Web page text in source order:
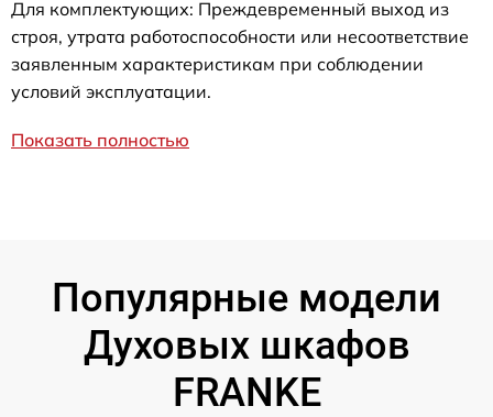
Для комплектующих: Преждевременный выход из
строя, утрата работоспособности или несоответствие
заявленным характеристикам при соблюдении
условий эксплуатации.
Показать полностью
Популярные модели
Духовых шкафов
FRANKE